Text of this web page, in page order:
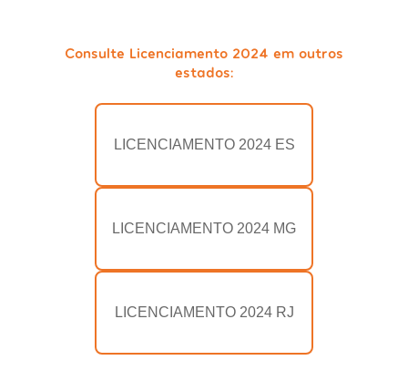
Consulte Licenciamento 2024 em outros
estados:
LICENCIAMENTO 2024 ES
LICENCIAMENTO 2024 MG
LICENCIAMENTO 2024 RJ